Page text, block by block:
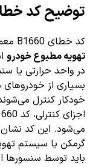
توضیح کد خطا B1660
کد خطای B1660 معمولاً به مشکلات مربوط به
تهویه مطبوع خودرو
در واحد حرارتی یا
بسیاری از
خودکار کنترل
می‌شود. این کد
گرمکن یا سیستم
باید توسط سنسورها